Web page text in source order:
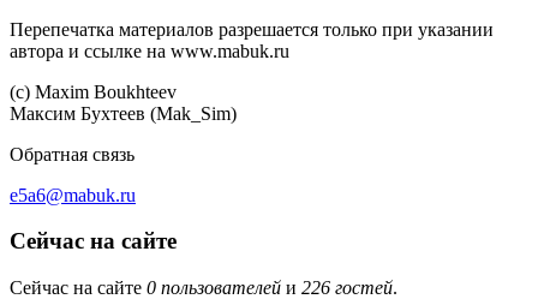
Перепечатка материалов разрешается только при указании
автора и ссылке на www.mabuk.ru
(c) Maхim Boukhteev
Максим Бухтеев (Mak_Sim)
Обратная связь
e5a6@mabuk.ru
Сейчас на сайте
Сейчас на сайте 0 пользователей и 226 гостей.